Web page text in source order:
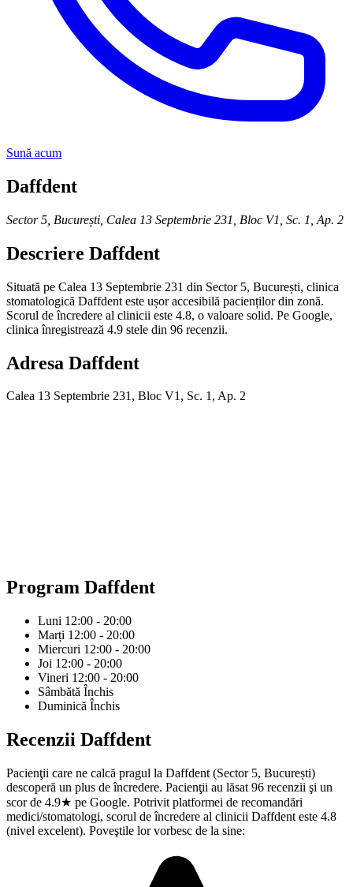
Sună acum
Daffdent
Sector 5, București Calea 13 Septembrie 231, Bloc V1, Sc. 1, Ap. 2
Descriere Daffdent
Situată pe Calea 13 Septembrie 231 din Sector 5, București, clinica
stomatologică Daffdent este ușor accesibilă pacienților din zonă.
Scorul de încredere al clinicii este 4.8, o valoare solid. Pe Google,
clinica înregistrează 4.9 stele din 96 recenzii.
Adresa Daffdent
Calea 13 Septembrie 231, Bloc V1, Sc. 1, Ap. 2
Program Daffdent
Luni 12:00 - 20:00
Marți 12:00 - 20:00
Miercuri 12:00 - 20:00
Joi 12:00 - 20:00
Vineri 12:00 - 20:00
Sâmbătă Închis
Duminică Închis
Recenzii Daffdent
Pacienţii care ne calcă pragul la Daffdent (Sector 5, București)
descoperă un plus de încredere. Pacienţii au lăsat 96 recenzii şi un
scor de 4.9★ pe Google. Potrivit platformei de recomandări
medici/stomatologi, scorul de încredere al clinicii Daffdent este 4.8
(nivel excelent). Poveştile lor vorbesc de la sine: